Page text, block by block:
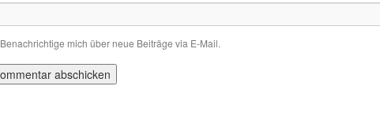
Benachrichtige mich über neue Beiträge via E-Mail.